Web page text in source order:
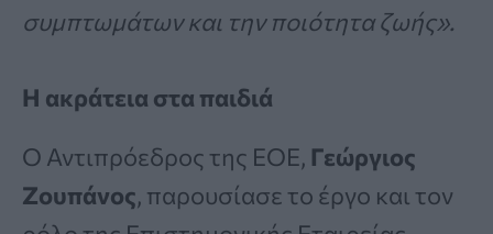
συμπτωμάτων και την ποιότητα ζωής».
Η ακράτεια στα παιδιά
Ο Αντιπρόεδρος της ΕΟΕ, Γεώργιος
Ζουπάνος, παρουσίασε το έργο και τον